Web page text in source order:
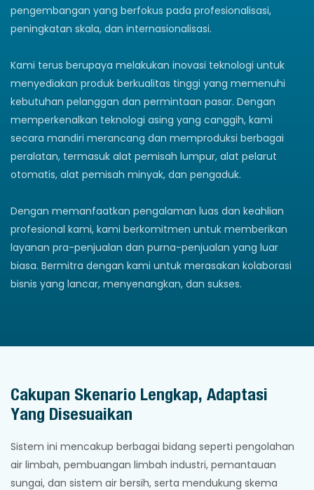
pengembangan yang berfokus pada profesionalisasi,
peningkatan skala, dan internasionalisasi.
Kami terus berupaya melakukan inovasi teknologi untuk
menyediakan produk berkualitas tinggi yang memenuhi
kebutuhan pelanggan dan permintaan pasar. Dengan
memperkenalkan teknologi asing yang canggih, kami
secara mandiri merancang dan memproduksi berbagai
peralatan, termasuk alat pemisah lumpur, alat pelarut
otomatis, alat pemisah minyak, dan pengaduk.
Dengan memanfaatkan pengalaman luas dan keahlian
profesional kami, kami berkomitmen untuk memberikan
layanan pra-penjualan dan purna-penjualan yang luar
biasa. Bermitra dengan kami untuk merasakan kolaborasi
bisnis yang lancar, menyenangkan, dan sukses.
Cakupan Skenario Lengkap, Adaptasi
Yang Disesuaikan
Sistem ini mencakup berbagai bidang seperti pengolahan
air limbah, pembuangan limbah industri, pemantauan
sungai, dan sistem air bersih, serta mendukung skema